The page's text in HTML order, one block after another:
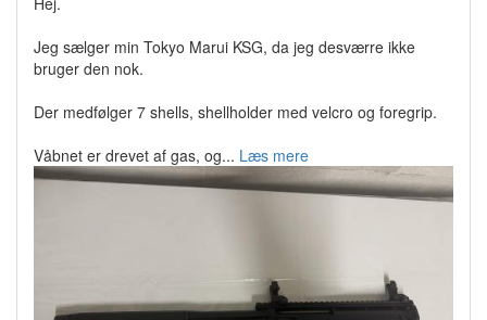
Jeg sælger min Tokyo Marui KSG, da jeg desværre ikke
bruger den nok.
Der medfølger 7 shells, shellholder med velcro og foregrip.
Våbnet er drevet af gas, og... Læs mere